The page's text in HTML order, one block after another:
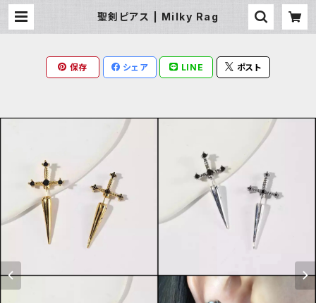
聖剣ピアス | Milky Rag
保存 シェア LINE ポスト